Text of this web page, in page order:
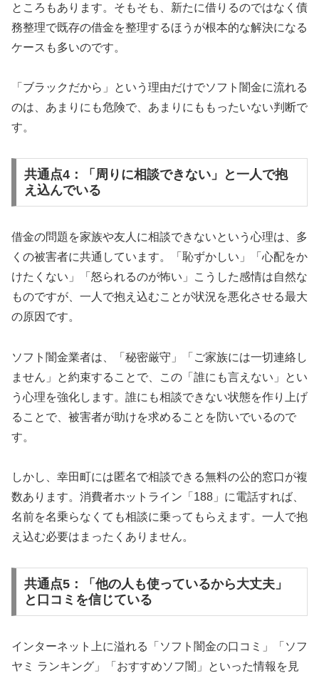
ところもあります。そもそも、新たに借りるのではなく債
務整理で既存の借金を整理するほうが根本的な解決になる
ケースも多いのです。
「ブラックだから」という理由だけでソフト闇金に流れる
のは、あまりにも危険で、あまりにももったいない判断で
す。
共通点4：「周りに相談できない」と一人で抱
え込んでいる
借金の問題を家族や友人に相談できないという心理は、多
くの被害者に共通しています。「恥ずかしい」「心配をか
けたくない」「怒られるのが怖い」こうした感情は自然な
ものですが、一人で抱え込むことが状況を悪化させる最大
の原因です。
ソフト闇金業者は、「秘密厳守」「ご家族には一切連絡し
ません」と約束することで、この「誰にも言えない」とい
う心理を強化します。誰にも相談できない状態を作り上げ
ることで、被害者が助けを求めることを防いでいるので
す。
しかし、幸田町には匿名で相談できる無料の公的窓口が複
数あります。消費者ホットライン「188」に電話すれば、
名前を名乗らなくても相談に乗ってもらえます。一人で抱
え込む必要はまったくありません。
共通点5：「他の人も使っているから大丈夫」
と口コミを信じている
インターネット上に溢れる「ソフト闇金の口コミ」「ソフ
ヤミ ランキング」「おすすめソフ闇」といった情報を見